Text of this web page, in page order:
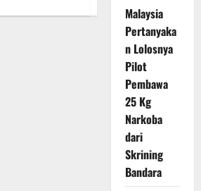
Malaysia
Pertanyaka
n Lolosnya
Pilot
Pembawa
25 Kg
Narkoba
dari
Skrining
Bandara